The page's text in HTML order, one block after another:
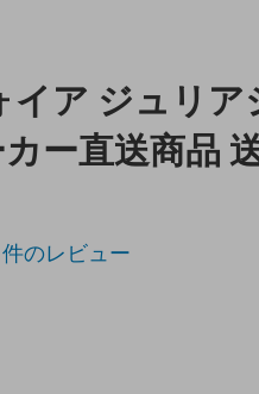
イア ジュリ
ー直送商品
件のレビュー